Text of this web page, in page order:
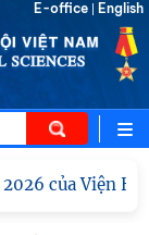
E-office English
của Viện Hàn